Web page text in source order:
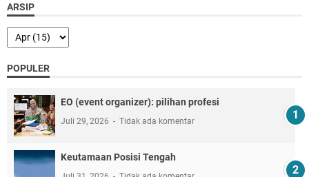
ARSIP
POPULER
EO (event organizer): pilihan profesi
Juli 29, 2026 Tidak ada komentar
Keutamaan Posisi Tengah